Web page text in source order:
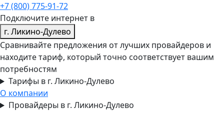
+7 (800) 775-91-72
Подключите интернет в
г. Ликино-Дулево
Сравнивайте предложения от лучших провайдеров и
находите тариф, который точно соответствует вашим
потребностям
Тарифы в г. Ликино-Дулево
О компании
Провайдеры в г. Ликино-Дулево